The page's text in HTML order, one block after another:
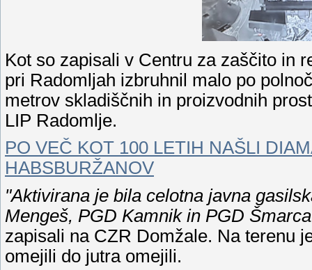
Kot so zapisali v Centru za zaščito in
pri Radomljah izbruhnil malo po
metrov skladiščnih in proizvodnih
LIP Radomlje.
PO VEČ KOT 100 LETIH NAŠLI
HABSBURŽANOV
"Aktivirana je bila celotna javna
Mengeš, PGD Kamnik in PGD
zapisali na CZR Domžale. Na terenu
omejili do jutra omejili.